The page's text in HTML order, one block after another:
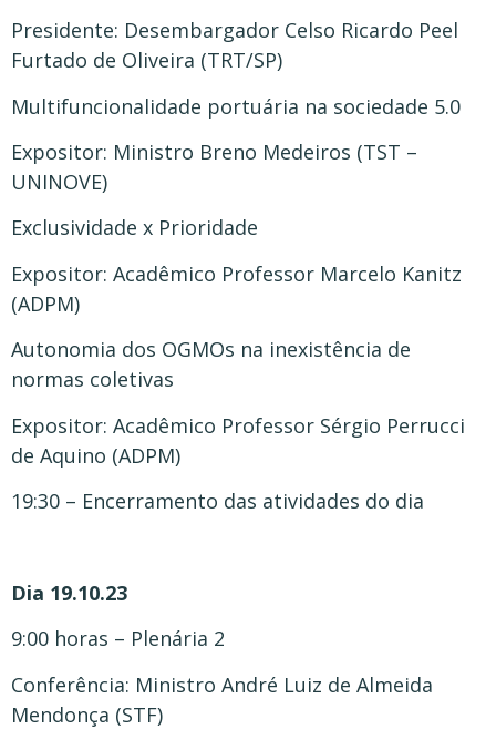
Presidente: Desembargador Celso Ricardo Peel
Furtado de Oliveira (TRT/SP)
Multifuncionalidade portuária na sociedade 5.0
Expositor: Ministro Breno Medeiros (TST –
UNINOVE)
Exclusividade x Prioridade
Expositor: Acadêmico Professor Marcelo Kanitz
(ADPM)
Autonomia dos OGMOs na inexistência de
normas coletivas
Expositor: Acadêmico Professor Sérgio Perrucci
de Aquino (ADPM)
19:30 – Encerramento das atividades do dia
Dia 19.10.23
9:00 horas – Plenária 2
Conferência: Ministro André Luiz de Almeida
Mendonça (STF)